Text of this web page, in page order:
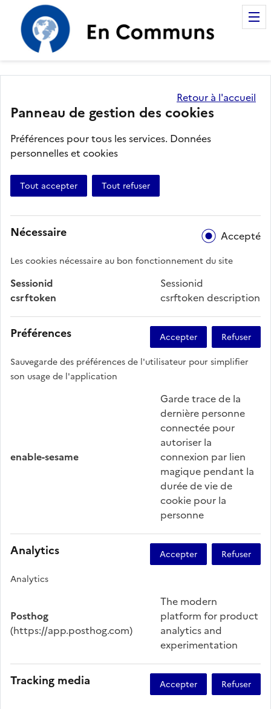
Accompagnement des
Retour à l'accueil
Panneau de gestion des cookies
Préférences pour tous les services. Données
personnelles et cookies
Tout accepter Tout refuser
Nécessaire Accepté
Les cookies nécessaire au bon fonctionnement du site
Sessionid
Sessionid
csrftoken
csrftoken description
Préférences
Sauvegarde des préférences de l'utilisateur pour simplifier
son usage de l'application
enable-sesame
Garde trace de la
dernière personne
connectée pour
autoriser la
connexion par lien
magique pendant la
durée de vie de
cookie pour la
personne
Analytics
Analytics
Posthog
(https://app.posthog.com)
The modern
platform for product
analytics and
experimentation
Tracking media